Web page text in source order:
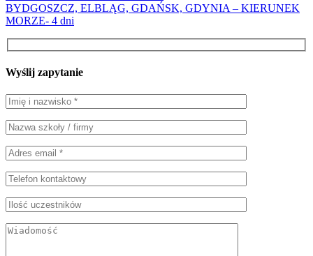
BYDGOSZCZ, ELBLĄG, GDAŃSK, GDYNIA – KIERUNEK
MORZE- 4 dni
Wyślij zapytanie